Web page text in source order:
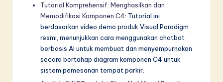
Tutorial Komprehensif: Menghasilkan dan
Memodifikasi Komponen C4· Tutorial ini
berdasarkan video demo produk Visual Paradigm
resmi, menunjukkan cara menggunakan chatbot
berbasis AI untuk membuat dan menyempurnakan
secara bertahap diagram komponen C4 untuk
sistem pemesanan tempat parkir.